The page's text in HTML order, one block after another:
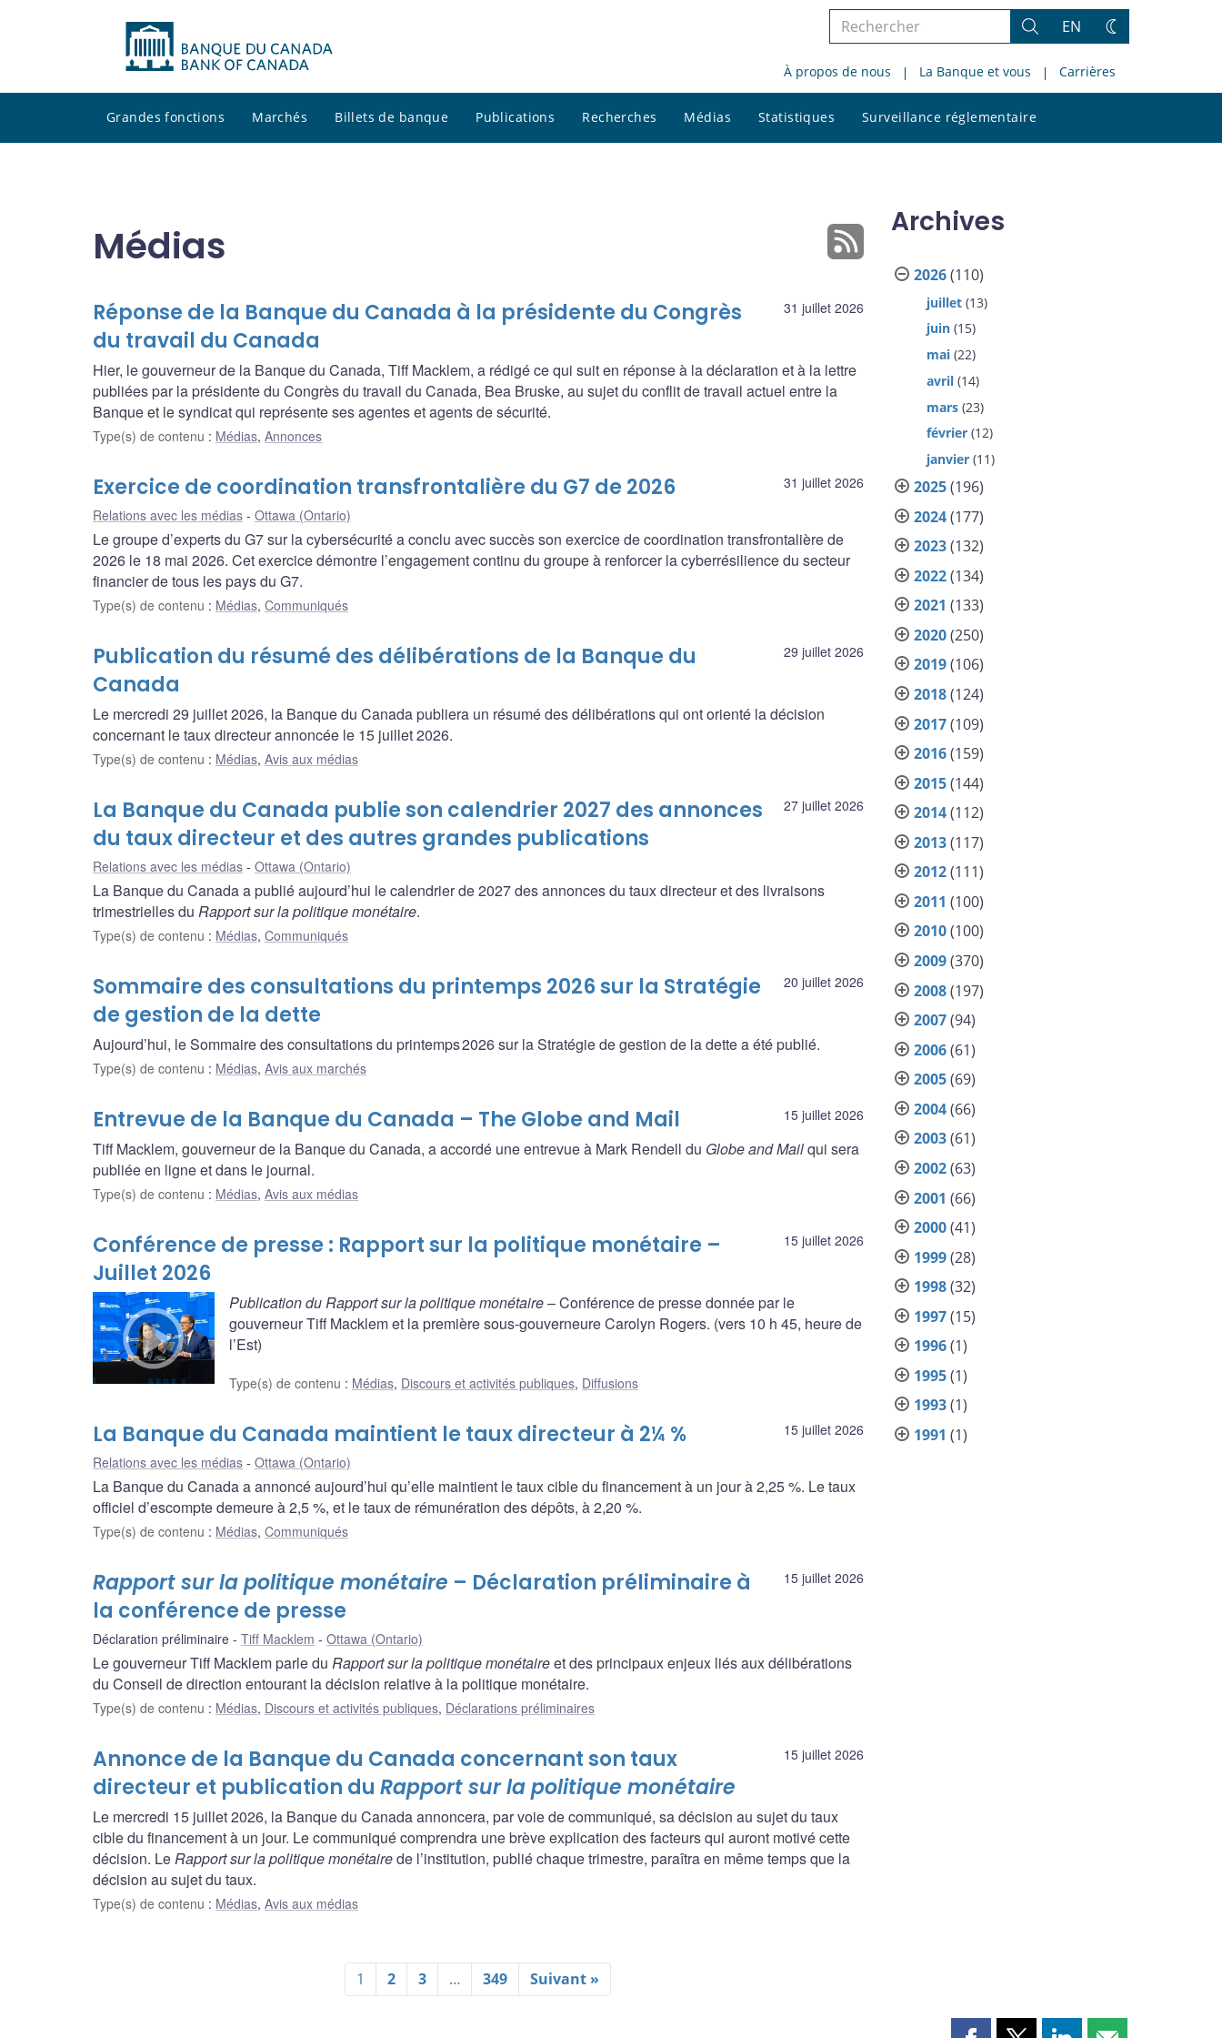
Rechercher
le
site
Rechercher
EN
Changez
thème
À propos de nous La Banque et vous Carrières
Grandes fonctions Marchés Billets de banque Publications Recherches Médias Statistiques Surveillance réglementaire
le
Médias
31 juillet 2026
Réponse de la Banque du Canada à la présidente du Congrès
du travail du Canada
Hier, le gouverneur de la Banque du Canada, Tiff Macklem, a rédigé ce qui suit en réponse à la déclaration et à la lettre
publiées par la présidente du Congrès du travail du Canada, Bea Bruske, au sujet du conflit de travail actuel entre la
Banque et le syndicat qui représente ses agentes et agents de sécurité.
Type(s) de contenu : Médias, Annonces
31 juillet 2026
Exercice de coordination transfrontalière du G7 de 2026
Relations avec les médias Ottawa (Ontario)
Le groupe d’experts du G7 sur la cybersécurité a conclu avec succès son exercice de coordination transfrontalière de
2026 le 18 mai 2026. Cet exercice démontre l’engagement continu du groupe à renforcer la cyberrésilience du secteur
financier de tous les pays du G7.
Type(s) de contenu : Médias, Communiqués
29 juillet 2026
Publication du résumé des délibérations de la Banque du
Canada
Le mercredi 29 juillet 2026, la Banque du Canada publiera un résumé des délibérations qui ont orienté la décision
concernant le taux directeur annoncée le 15 juillet 2026.
Type(s) de contenu : Médias, Avis aux médias
27 juillet 2026
La Banque du Canada publie son calendrier 2027 des annonces
du taux directeur et des autres grandes publications
Relations avec les médias Ottawa (Ontario)
La Banque du Canada a publié aujourd’hui le calendrier de 2027 des annonces du taux directeur et des livraisons
trimestrielles du Rapport sur la politique monétaire.
Type(s) de contenu : Médias, Communiqués
20 juillet 2026
Sommaire des consultations du printemps 2026 sur la Stratégie
de gestion de la dette
Aujourd’hui, le Sommaire des consultations du printemps 2026 sur la Stratégie de gestion de la dette a été publié.
Type(s) de contenu : Médias, Avis aux marchés
15 juillet 2026
Entrevue de la Banque du Canada – The Globe and Mail
Tiff Macklem, gouverneur de la Banque du Canada, a accordé une entrevue à Mark Rendell du Globe and Mailqui sera
publiée en ligne et dans le journal.
Type(s) de contenu : Médias, Avis aux médias
15 juillet 2026
Conférence de presse : Rapport sur la politique monétaire –
Juillet 2026
Publication du Rapport sur la politique monétaire– Conférence de presse donnée par le
gouverneur Tiff Macklem et la première sous-gouverneure Carolyn Rogers. (vers 10 h 45, heure de
l’Est)
Type(s) de contenu : Médias, Discours et activités publiques, Diffusions
15 juillet 2026
La Banque du Canada maintient le taux directeur à 2¼ %
Relations avec les médias Ottawa (Ontario)
La Banque du Canada a annoncé aujourd’hui qu’elle maintient le taux cible du financement à un jour à 2,25 %. Le taux
officiel d’escompte demeure à 2,5 %, et le taux de rémunération des dépôts, à 2,20 %.
Type(s) de contenu : Médias, Communiqués
15 juillet 2026
Rapport sur la politique monétaire – Déclaration préliminaire à
la conférence de presse
Déclaration préliminaire Tiff Macklem Ottawa (Ontario)
Le gouverneur Tiff Macklem parle du Rapport sur la politique monétaireet des principaux enjeux liés aux délibérations
du Conseil de direction entourant la décision relative à la politique monétaire.
Type(s) de contenu : Médias, Discours et activités publiques, Déclarations préliminaires
15 juillet 2026
Annonce de la Banque du Canada concernant son taux
directeur et publication du Rapport sur la politique monétaire
Le mercredi 15 juillet 2026, la Banque du Canada annoncera, par voie de communiqué, sa décision au sujet du taux
cible du financement à un jour. Le communiqué comprendra une brève explication des facteurs qui auront motivé cette
décision. LeRapport sur la politique monétairede l’institution, publié chaque trimestre, paraîtra en même temps que la
décision au sujet du taux.
Type(s) de contenu : Médias, Avis aux médias
1 2 3 … 349 Suivant »
Archives
2026(110)
juillet (13)
juin (15)
mai (22)
avril (14)
mars (23)
février (12)
janvier (11)
2025(196)
2024(177)
2023(132)
2022(134)
2021 (133)
2020(250)
2019(106)
2018(124)
2017(109)
2016(159)
2015(144)
2014(112)
2013(117)
2012(111)
2011 (100)
2010(100)
2009(370)
2008(197)
2007(94)
2006(61)
2005(69)
2004(66)
2003(61)
2002(63)
2001 (66)
2000(41)
1999(28)
1998(32)
1997(15)
1996(1)
1995(1)
1993(1)
1991 (1)